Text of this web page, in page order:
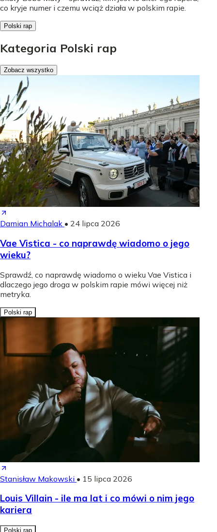
co kryje numer i czemu wciąż działa w polskim rapie.
Polski rap
Kategoria Polski rap
Zobacz wszystko
Damian Michalak • 24 lipca 2026
Vae Vistica - co naprawdę wiadomo o jego
wieku?
Sprawdź, co naprawdę wiadomo o wieku Vae Vistica i
dlaczego jego droga w polskim rapie mówi więcej niż
metryka.
Polski rap
Stanisław Makowski • 15 lipca 2026
Louis Villain - ile ma lat i co mówi o nim jego
kariera
Polski rap